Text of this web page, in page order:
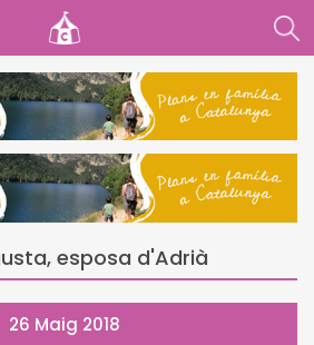
esposa d'Adrià
26 Maig 2018